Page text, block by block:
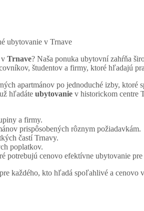
ubytovanie v Trnave
v Trnave? Naša ponuka ubytovní zahŕňa
študentov a firmy, ktoré hľadajú
apartmánov po jednoduché izby,
hľadáte ubytovanie v historickom centre
a firmy.
prispôsobených rôznym požiadavkám.
častí Trnavy.
poplatkov.
potrebujú cenovo efektívne ubytovanie pre
každého, kto hľadá spoľahlivé a